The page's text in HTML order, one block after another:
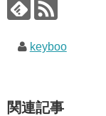
keyboo
関連記事